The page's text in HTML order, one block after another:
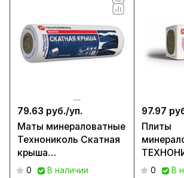
79.63 руб./уп.
Маты минераловатные
Технониколь Скатная
крыша
3900x1200x150мм,
0 В наличии
97.97
Плиты
Теплый
0 В